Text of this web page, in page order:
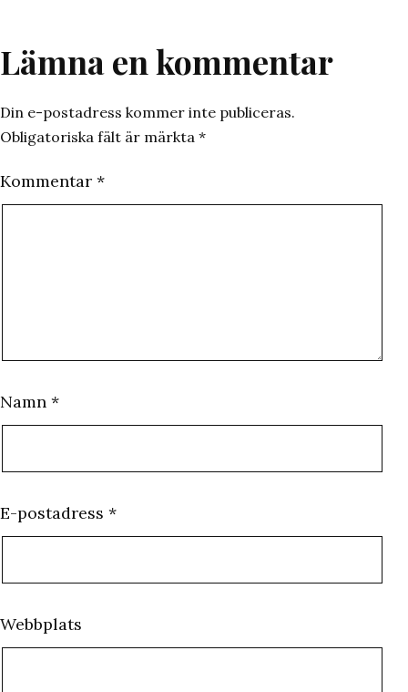
Lämna en kommentar
Din e-postadress kommer inte publiceras.
Obligatoriska fält är märkta *
Kommentar *
Namn *
E-postadress *
Webbplats